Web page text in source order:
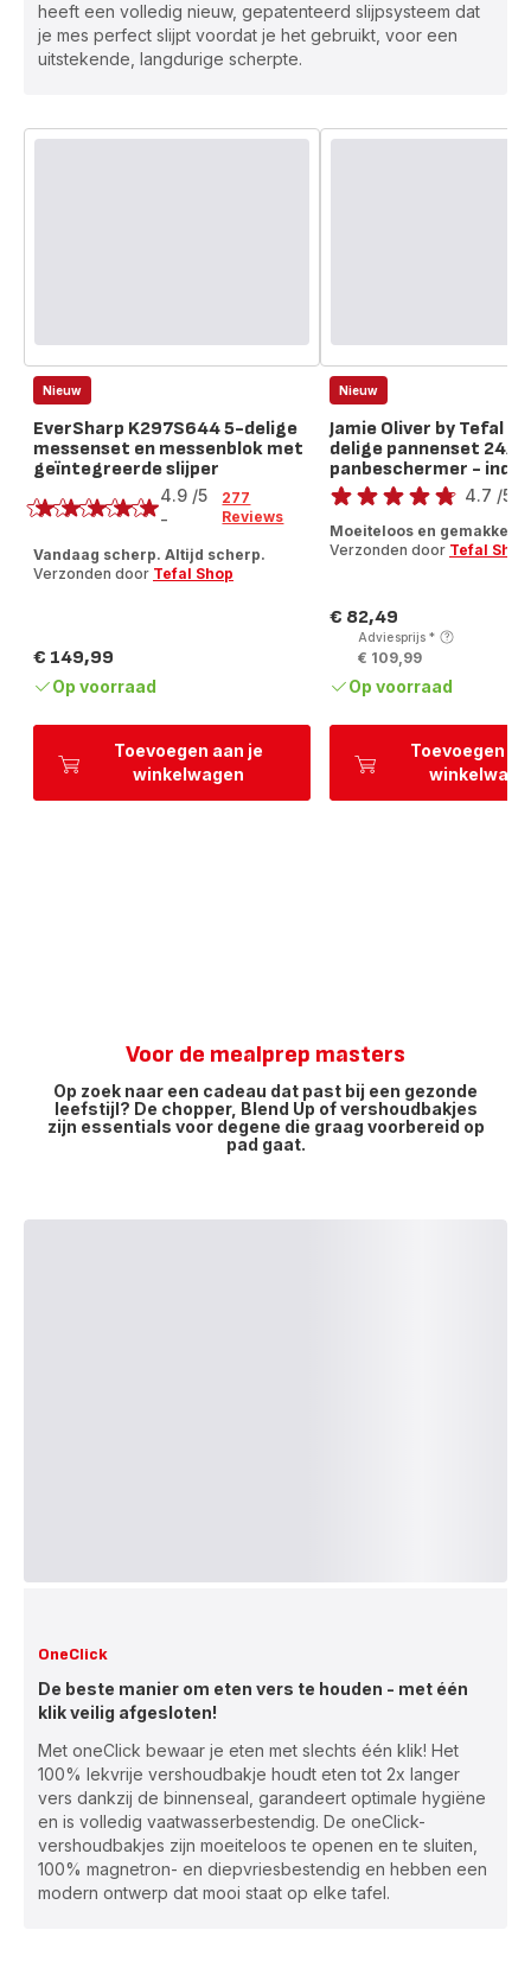
heeft een volledig nieuw, gepatenteerd slijpsysteem dat
je mes perfect slijpt voordat je het gebruikt, voor een
uitstekende, langdurige scherpte.
Toevoegen aan je
winkelwagen
Nieuw
EverSharp K297S644 5-delige
messenset en messenblok met
geïntegreerde slijper
Score
4.9 /5
-
277
Reviews
Vandaag scherp. Altijd scherp.
Verzonden door Tefal Shop
Prijs
€ 149,99
Op voorraad
Toevoegen
Nieuw
Jamie Oliver by Tefal
delige pannenset 24/
panbeschermer -
Score
4.7 /5
Moeiteloos en
Verzonden door Tefal Shop
Prijs
€ 82,49
Adviesprijs*
€ 109,99
Op voorraad
Voor de mealprep masters
Op zoek naar een cadeau dat past bij een gezonde
leefstijl? De chopper, Blend Up of vershoudbakjes
zijn essentials voor degene die graag voorbereid op
pad gaat.
OneClick
De beste manier om eten vers te houden - met één
klik veilig afgesloten!
Met oneClick bewaar je eten met slechts één klik! Het
100% lekvrije vershoudbakje houdt eten tot 2x langer
vers dankzij de binnenseal, garandeert optimale hygiëne
en is volledig vaatwasserbestendig. De oneClick-
vershoudbakjes zijn moeiteloos te openen en te sluiten,
100% magnetron- en diepvriesbestendig en hebben een
modern ontwerp dat mooi staat op elke tafel.